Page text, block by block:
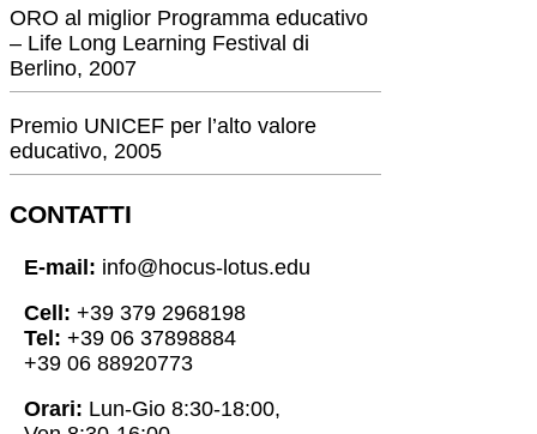
ORO al miglior Programma educativo
– Life Long Learning Festival di
Berlino, 2007
Premio UNICEF per l’alto valore
educativo, 2005
CONTATTI
E-mail: info@hocus-lotus.edu
Cell: +39 379 2968198
Tel: +39 06 37898884
+39 06 88920773
Orari: Lun-Gio 8:30-18:00,